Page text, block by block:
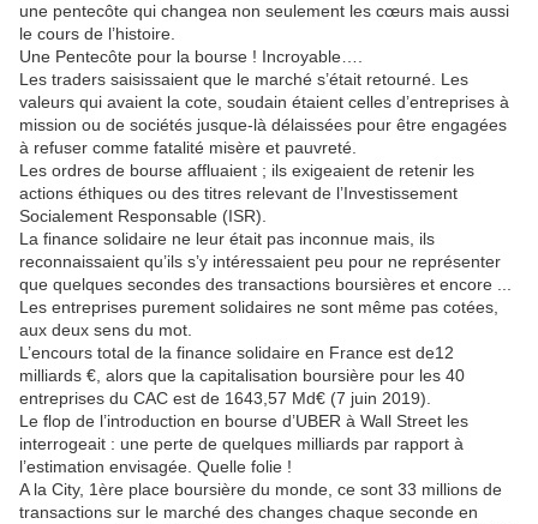
une pentecôte qui changea non seulement les cœurs mais aussi
le cours de l’histoire.
Une Pentecôte pour la bourse ! Incroyable….
Les traders saisissaient que le marché s’était retourné. Les
valeurs qui avaient la cote, soudain étaient celles d’entreprises à
mission ou de sociétés jusque-là délaissées pour être engagées
à refuser comme fatalité misère et pauvreté.
Les ordres de bourse affluaient ; ils exigeaient de retenir les
actions éthiques ou des titres relevant de l’Investissement
Socialement Responsable (ISR).
La finance solidaire ne leur était pas inconnue mais, ils
reconnaissaient qu’ils s’y intéressaient peu pour ne représenter
que quelques secondes des transactions boursières et encore ...
Les entreprises purement solidaires ne sont même pas cotées,
aux deux sens du mot.
L’encours total de la finance solidaire en France est de12
milliards €, alors que la capitalisation boursière pour les 40
entreprises du CAC est de 1643,57 Md€ (7 juin 2019).
Le flop de l’introduction en bourse d’UBER à Wall Street les
interrogeait : une perte de quelques milliards par rapport à
l’estimation envisagée. Quelle folie !
A la City, 1ère place boursière du monde, ce sont 33 millions de
transactions sur le marché des changes chaque seconde en